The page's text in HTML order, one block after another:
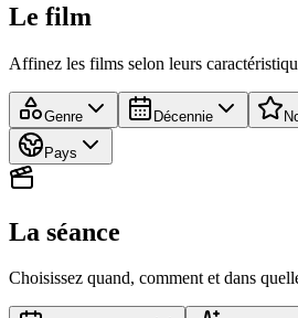
Le film
Affinez les films selon leurs
Genre Décennie
Pays
La séance
Choisissez quand, comment et dans